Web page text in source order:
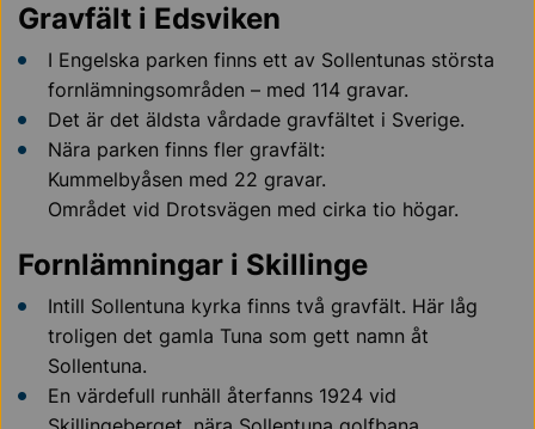
Gravfält i Edsviken
I Engelska parken finns ett av Sollentunas största
fornlämningsområden – med 114 gravar.
Det är det äldsta vårdade gravfältet i Sverige.
Nära parken finns fler gravfält:
Kummelbyåsen med 22 gravar.
Området vid Drotsvägen med cirka tio högar.
Fornlämningar i Skillinge
Intill Sollentuna kyrka finns två gravfält. Här låg
troligen det gamla Tuna som gett namn åt
Sollentuna.
En värdefull runhäll återfanns 1924 vid